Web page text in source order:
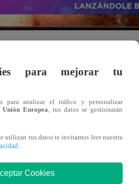
llega a Tengo Algo que
molotov mientras esta se
honrada. Según cuenta la
sus hijas se habría negado a
para mejorar tu
para analizar el tráfico y personalizar
Unión Europea, tus datos se gestionarán
utilizan tus datos te invitamos leer nuestra
.
Cookies